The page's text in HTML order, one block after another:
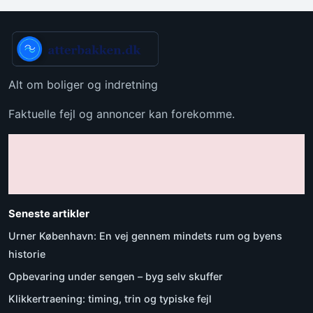
Alt om boliger og indretning
Faktuelle fejl og annoncer kan forekomme.
Seneste artikler
Urner København: En vej gennem mindets rum og byens
historie
Opbevaring under sengen – byg selv skuffer
Klikkertraening: timing, trin og typiske fejl